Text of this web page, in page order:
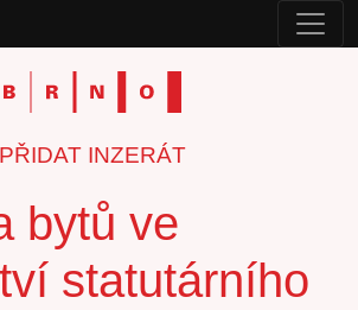
PŘIDAT INZERÁT
bytů ve
statutárního